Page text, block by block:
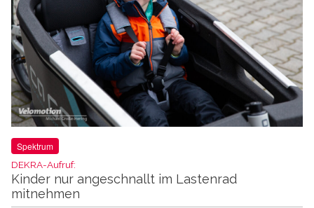
Spektrum
DEKRA-Aufruf:
Kinder nur angeschnallt im Lastenrad
mitnehmen